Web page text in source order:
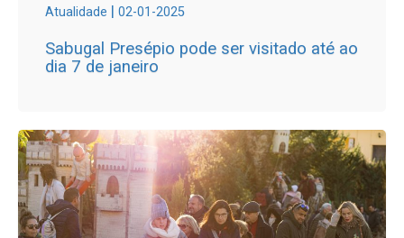
Atualidade | 02-01-2025
Sabugal Presépio pode ser visitado até ao
dia 7 de janeiro